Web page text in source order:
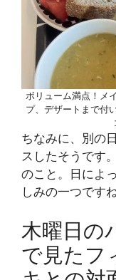
ボリューム満点！メ
プ、デザートまで付
ちなみに、別の
スしたそうです
のこと。日によ
しみの一つですね
木曜日の
で見たフ